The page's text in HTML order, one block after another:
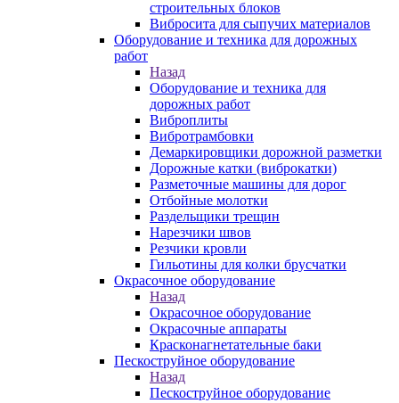
строительных блоков
Вибросита для сыпучих материалов
Оборудование и техника для дорожных
работ
Назад
Оборудование и техника для
дорожных работ
Виброплиты
Вибротрамбовки
Демаркировщики дорожной разметки
Дорожные катки (виброкатки)
Разметочные машины для дорог
Отбойные молотки
Раздельщики трещин
Нарезчики швов
Резчики кровли
Гильотины для колки брусчатки
Окрасочное оборудование
Назад
Окрасочное оборудование
Окрасочные аппараты
Красконагнетательные баки
Пескоструйное оборудование
Назад
Пескоструйное оборудование